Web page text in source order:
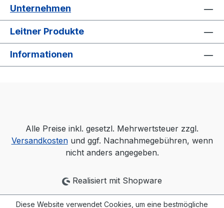
Unternehmen
Leitner Produkte
Informationen
Alle Preise inkl. gesetzl. Mehrwertsteuer zzgl.
Versandkostenund ggf. Nachnahmegebühren, wenn
nicht anders angegeben.
Realisiert mit Shopware
Diese Website verwendet Cookies, um eine bestmögliche